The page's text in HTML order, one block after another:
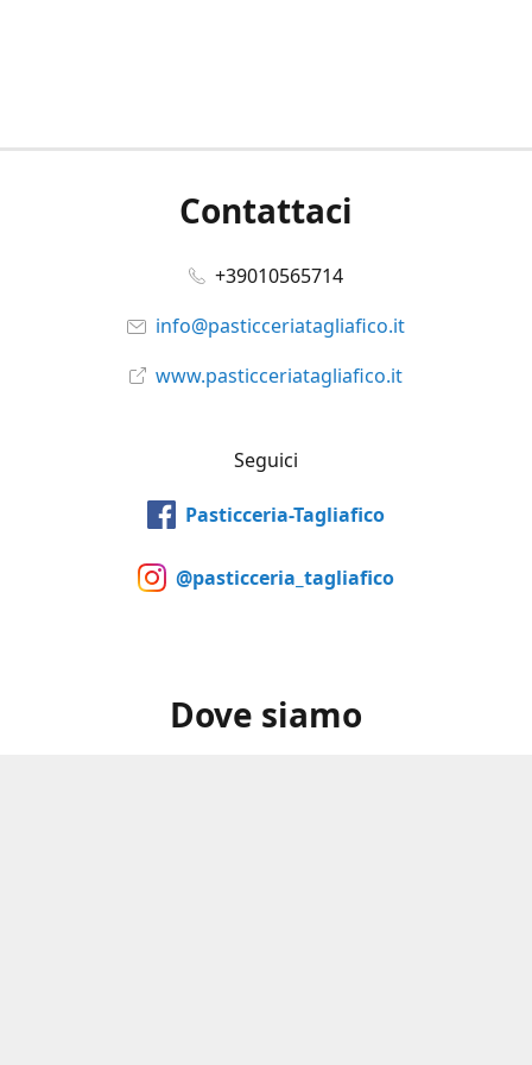
Contattaci
+39010565714
info@pasticceriatagliafico.it
www.pasticceriatagliafico.it
Seguici
Pasticceria-Tagliafico
@pasticceria_tagliafico
Dove siamo